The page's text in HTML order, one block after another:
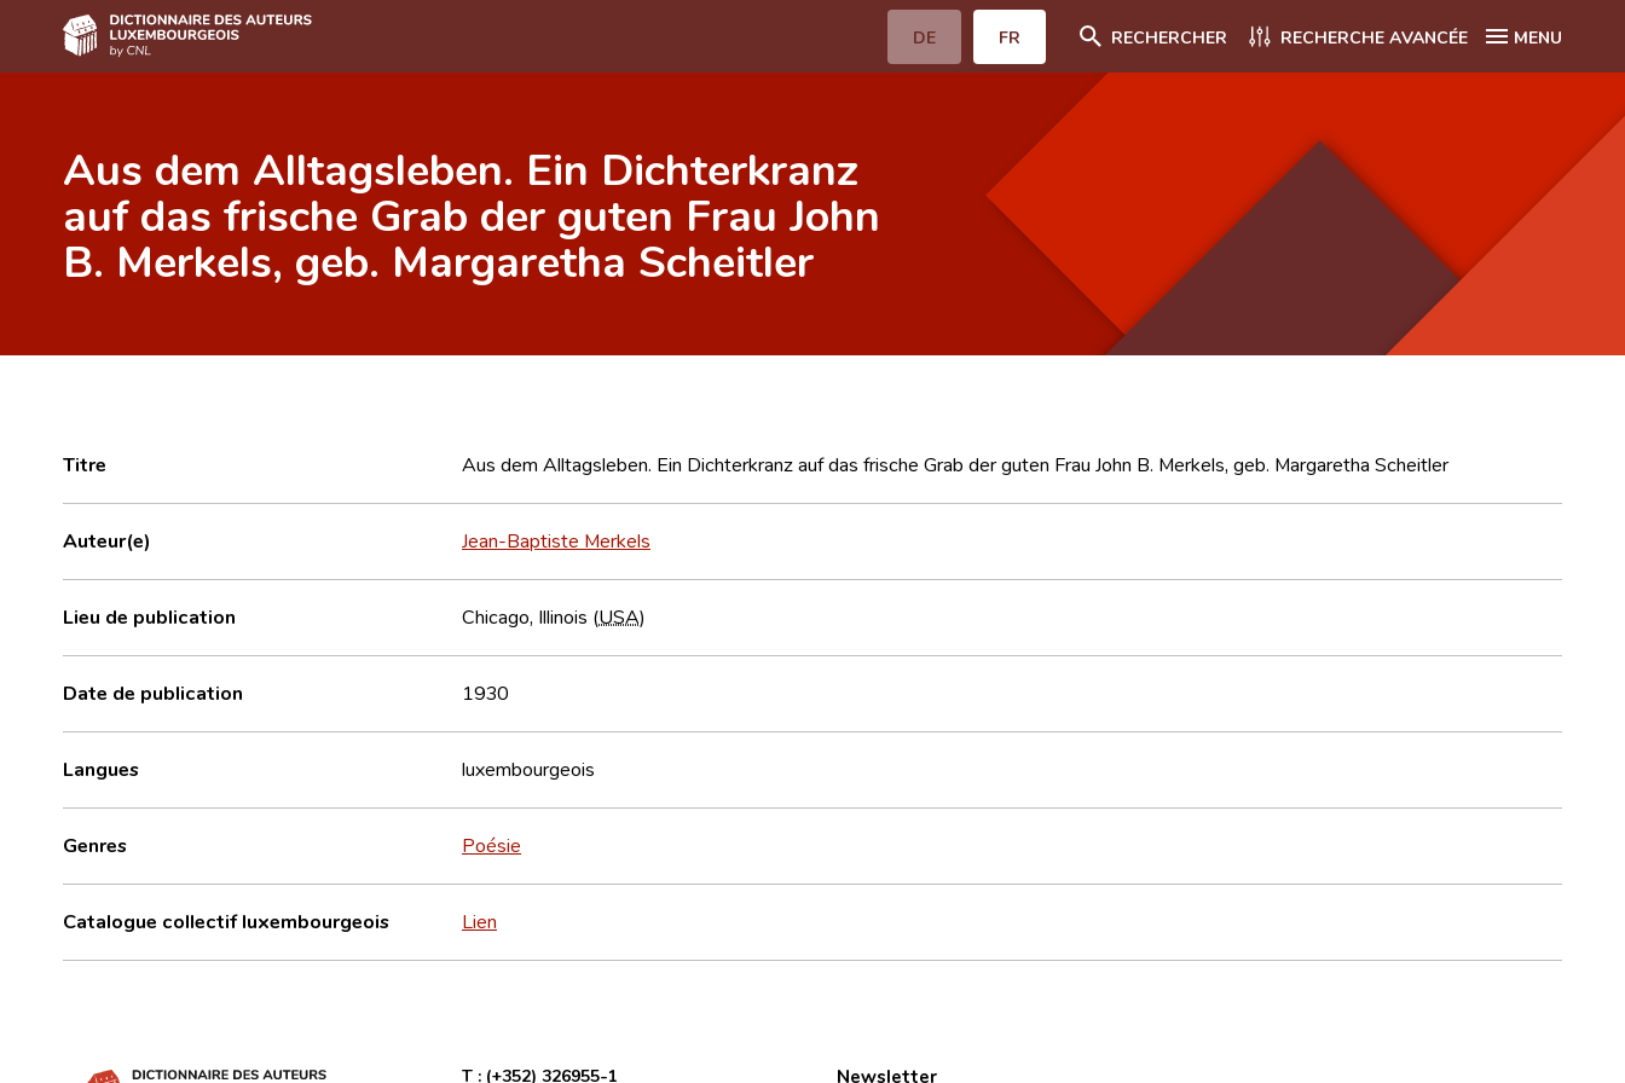
DE FR RECHERCHER RECHERCHE AVANCÉE MENU
Auteur(e)s A-Z
Recherche avancée
Foire aux questions
Équipe scientifique
Aus dem Alltagsleben. Ein Dichterkranz
auf das frische Grab der guten Frau John
B. Merkels, geb. Margaretha Scheitler
Titre Aus dem Alltagsleben. Ein Dichterkranz auf das frische Grab der guten Frau John B. Merkels, geb. Margaretha Scheitler
Auteur(e) Jean-Baptiste Merkels
Lieu de publication Chicago, Illinois (USA)
Date de publication 1930
Langues luxembourgeois
Genres Poésie
Catalogue collectif luxembourgeois Lien
T : (+352) 326955-1 Newsletter